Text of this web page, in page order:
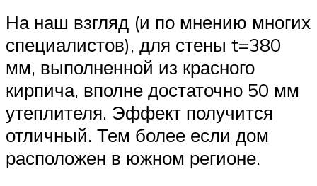
На наш взгляд (и по мнению многих
специалистов), для стены t=380
мм, выполненной из красного
кирпича, вполне достаточно 50 мм
утеплителя. Эффект получится
отличный. Тем более если дом
расположен в южном регионе.